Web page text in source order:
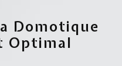
Domotique
Optimal